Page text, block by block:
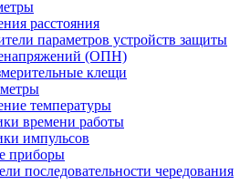
расстояния
параметров устройств защиты
(ОПН)
клещи
температуры
времени работы
импульсов
приборы
последовательности чередования